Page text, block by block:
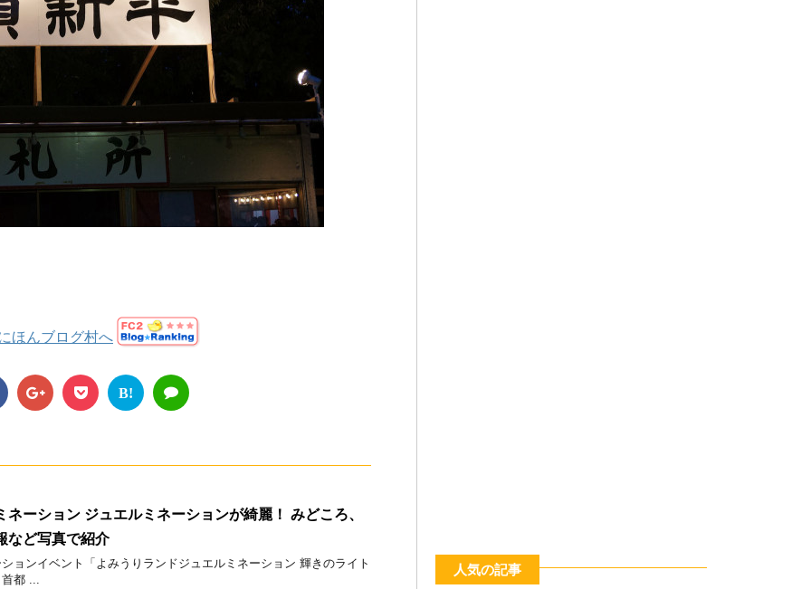
B!
ーション ジュエルミネーションが綺麗！ みどころ、
など写真で紹介
ョンイベント「よみうりランドジュエルミネーション 輝きのライト
都 ...
人気の記事